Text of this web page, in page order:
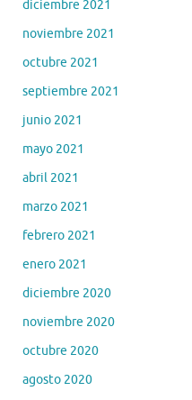
diciembre 2021
noviembre 2021
octubre 2021
septiembre 2021
junio 2021
mayo 2021
abril 2021
marzo 2021
febrero 2021
enero 2021
diciembre 2020
noviembre 2020
octubre 2020
agosto 2020